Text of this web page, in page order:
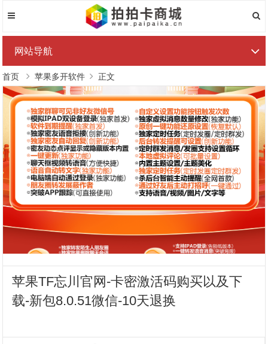
网站导航
首页 苹果多开软件 正文
苹果TF忘川官网-卡密激活码购买以及下
载-新包8.0.51微信-10天退换